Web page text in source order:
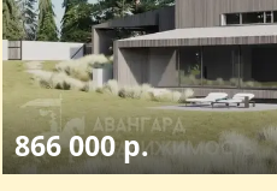
866 000 р.